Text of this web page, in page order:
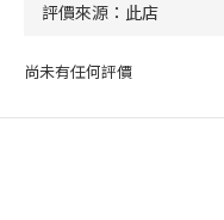
尚未有任何評價